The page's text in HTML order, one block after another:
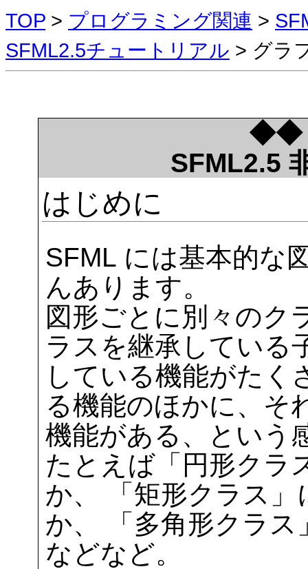
TOP > プログラミング関連 >
SFML2.5チュートリアル > グラ
◆◆
SFML2.5
はじめに
SFML には基本的な
んあります。
図形ごとに別々のク
ラスを継承している
している機能がたく
る機能のほかに、そ
機能がある、という
たとえば「円形クラ
か、 「矩形クラス
か、 「多角形クラ
などなど。